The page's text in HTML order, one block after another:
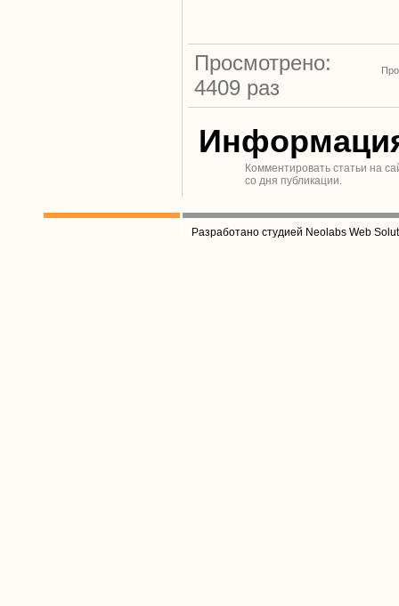
Просмотрено:
4409 раз
Комментировать статьи на
со дня публикации.
Разработано студией Neolabs Web